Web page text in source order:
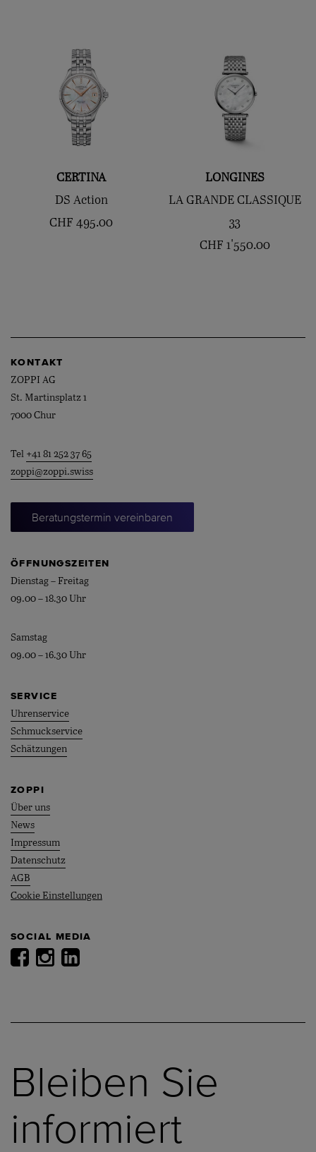
CERTINA
DS Action
CHF 495.00
LONGINES
LA GRANDE CLASSIQUE
33
CHF 1'550.00
KONTAKT
ZOPPI AG
St. Martinsplatz 1
7000 Chur
Tel +41 81 252 37 65
zoppi@zoppi.swiss
Beratungstermin vereinbaren
ÖFFNUNGSZEITEN
Dienstag – Freitag
09.00 – 18.30 Uhr
Samstag
09.00 – 16.30 Uhr
SERVICE
Uhrenservice
Schmuckservice
Schätzungen
ZOPPI
Über uns
News
Impressum
Datenschutz
AGB
Cookie Einstellungen
SOCIAL MEDIA
Bleiben Sie
informiert